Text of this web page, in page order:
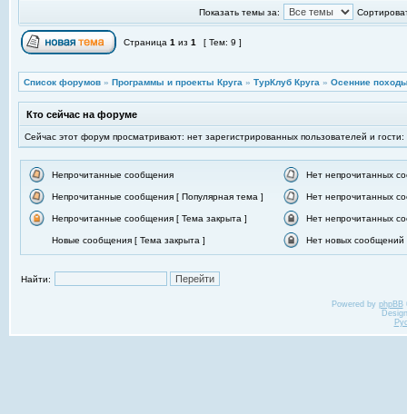
Показать темы за:
Страница 1 из 1 [ Тем: 9 ]
Список форумов » Программы и проекты Круга » ТурКлуб Круга » Осенние
Кто сейчас на форуме
Сейчас этот форум просматривают: нет зарегистрированных пользователей и гости:
Непрочитанные сообщения Нет непрочитанных
Непрочитанные сообщения [ Популярная тема ] Нет непрочитанных
Непрочитанные сообщения [ Тема закрыта ] Нет непрочитанных
Новые сообщения [ Тема закрыта ] Нет новых сообщений
Найти:
Powered by phpBB